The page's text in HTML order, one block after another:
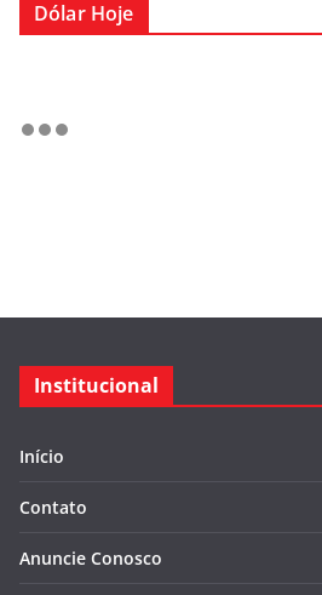
Dólar Hoje
Institucional
Início
Contato
Anuncie Conosco